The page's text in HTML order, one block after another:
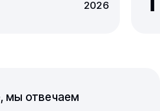
2026
мы отвечаем